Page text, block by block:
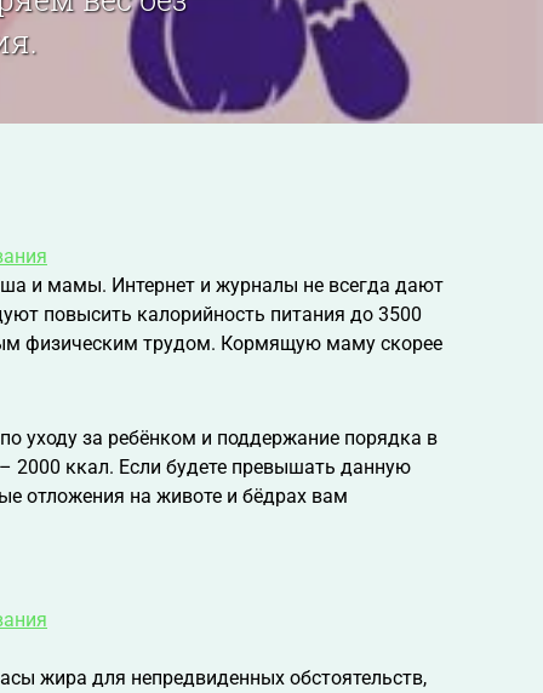
и мамы. Интернет и журналы не всегда дают
повысить калорийность питания до 3500
физическим трудом. Кормящую маму скорее
уходу за ребёнком и поддержание порядка в
2000 ккал. Если будете превышать данную
отложения на животе и бёдрах вам
жира для непредвиденных обстоятельств,